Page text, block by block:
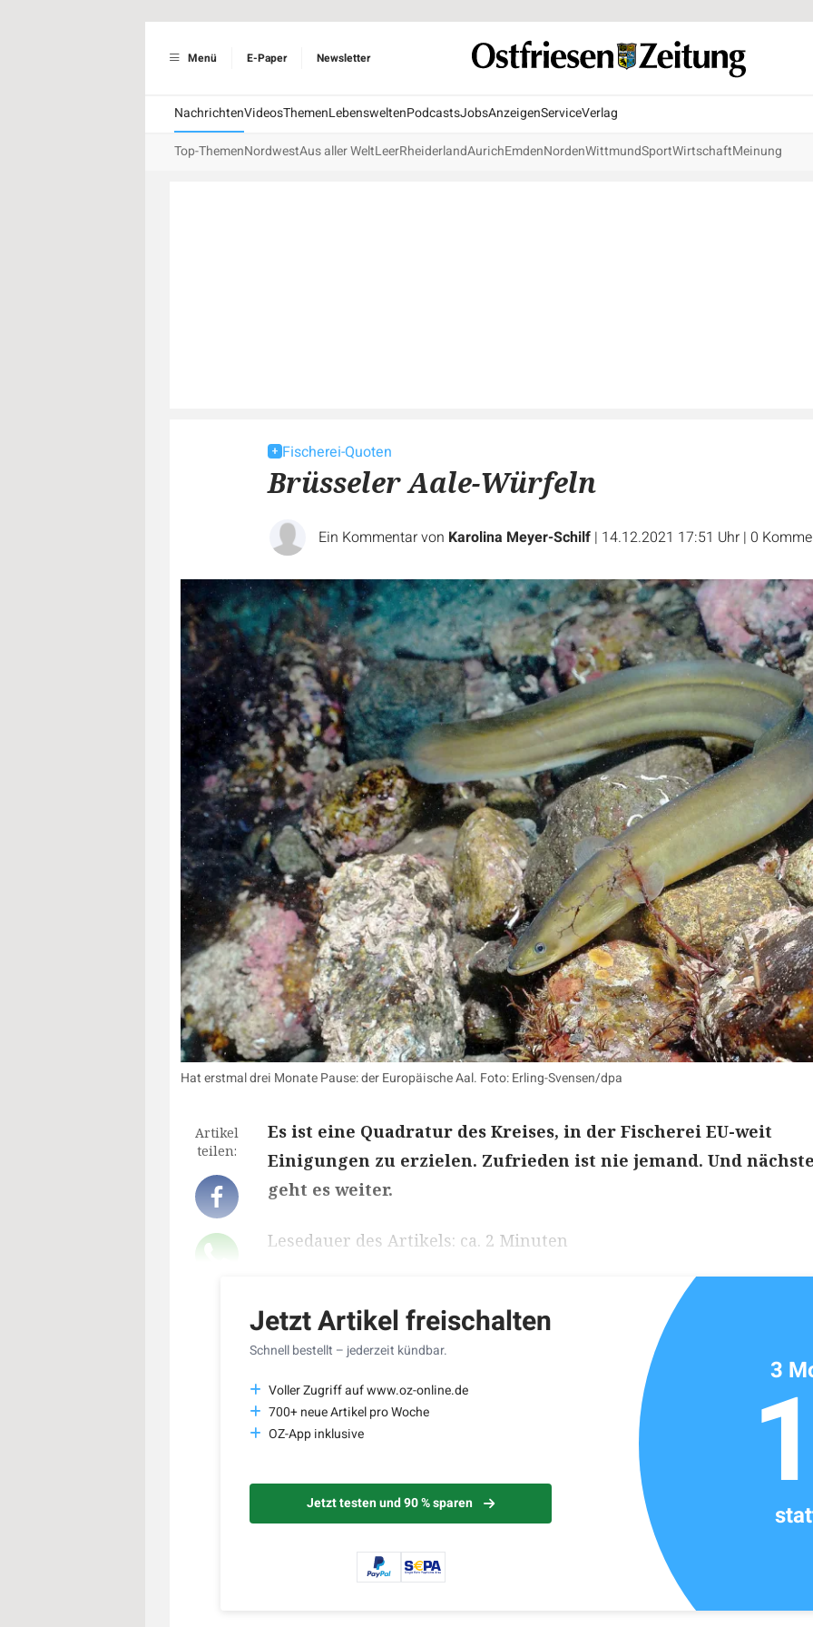
Menü E-Paper Newsletter
NachrichtenVideosThemenLebensweltenPodcastsJobsAnzeigenServiceVerlag
Top-ThemenNordwestAus aller WeltLeerRheiderlandAurichEmdenNordenWittmundSportWirtschaftMeinung
Fischerei-Quoten
Brüsseler Aale-Würfeln
Ein Kommentar von Karolina Meyer-Schilf | 14.12.2021 17:51 Uhr | 0
Hat erstmal drei Monate Pause: der Europäische Aal. Foto: Erling-Svensen/dpa
Artikel
teilen:
Es ist eine Quadratur des Kreises, in der Fischerei EU-weit
Einigungen zu erzielen. Zufrieden ist nie jemand. Und
geht es weiter.
Lesedauer des Artikels: ca. 2 Minuten
Jetzt Artikel freischalten
Schnell bestellt – jederzeit kündbar.
Voller Zugriff auf www.oz-online.de
700+ neue Artikel pro Woche
OZ-App inklusive
Jetzt testen und 90 % sparen
3